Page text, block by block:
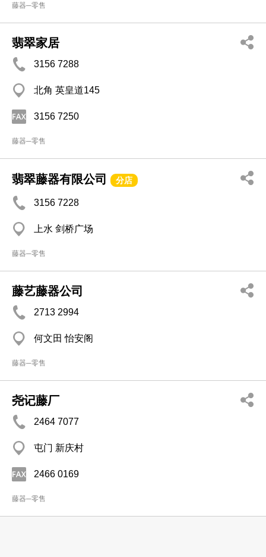
藤器─零售
翡翠家居
3156 7288
北角 英皇道145
3156 7250
藤器─零售
翡翠藤器有限公司 分店
3156 7228
上水 剑桥广场
藤器─零售
藤艺藤器公司
2713 2994
何文田 怡安阁
藤器─零售
尧记藤厂
2464 7077
屯门 新庆村
2466 0169
藤器─零售